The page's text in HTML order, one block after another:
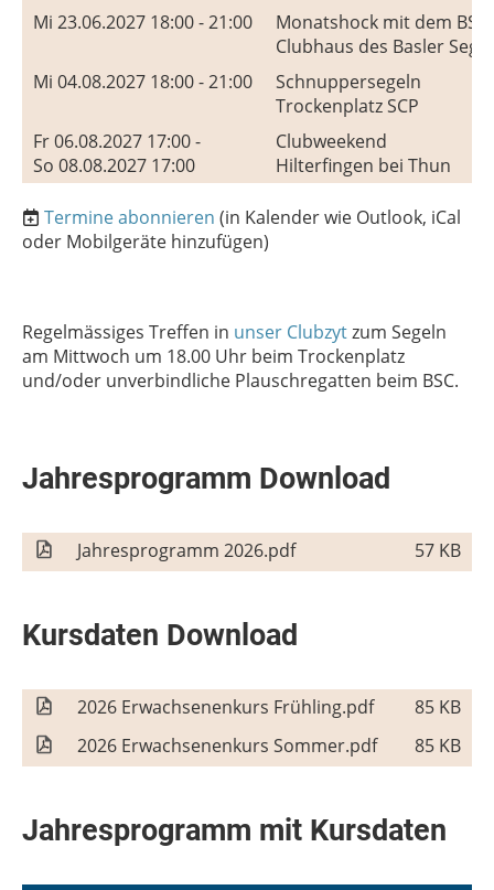
Mi 23.06.2027 18:00 - 21:00
Monatshock mit dem BSC
Clubhaus des Basler
Mi 04.08.2027 18:00 - 21:00
Schnuppersegeln
Trockenplatz SCP
Fr 06.08.2027 17:00 -
So 08.08.2027 17:00
Clubweekend
Hilterfingen bei Thun
Termine abonnieren (in Kalender wie Outlook, iCal
oder Mobilgeräte hinzufügen)
Regelmässiges Treffen in unser Clubzytzum Segeln
am Mittwoch um 18.00 Uhr beim Trockenplatz
und/oder unverbindliche Plauschregatten beim BSC.
Jahresprogramm Download
Jahresprogramm 2026.pdf 57 KB
Kursdaten Download
2026 Erwachsenenkurs Frühling.pdf
85 KB
2026 Erwachsenenkurs Sommer.pdf
85 KB
Jahresprogramm mit Kursdaten